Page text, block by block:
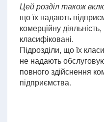
Цей розділ також
що їх надають
комерційну
класифіковані.
Підрозділи, що їх
не надають
повного здійснення
підприємства.